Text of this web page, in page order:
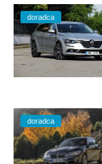
doradca
doradca